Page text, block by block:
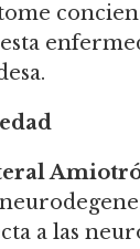
a las